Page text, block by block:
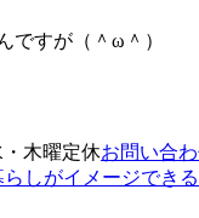
ですが（＾ω＾）
・木曜定休お問い合
しがイメージできる